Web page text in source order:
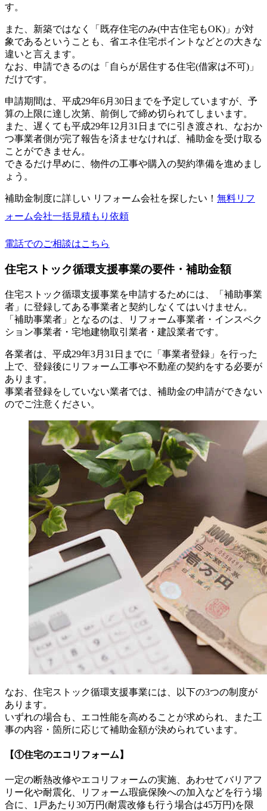
す。
また、新築ではなく「既存住宅のみ(中古住宅もOK)」が対
象であるということも、省エネ住宅ポイントなどとの大きな
違いと言えます。
なお、申請できるのは「自らが居住する住宅(借家は不可)」
だけです。
申請期間は、平成29年6月30日までを予定していますが、予
算の上限に達し次第、前倒しで締め切られてしまいます。
また、遅くても平成29年12月31日までに引き渡され、なおか
つ事業者側が完了報告を済ませなければ、補助金を受け取る
ことができません。
できるだけ早めに、物件の工事や購入の契約準備を進めまし
ょう。
補助金制度に詳しい リフォーム会社を探したい！ 無料リフ
ォーム会社一括見積もり依頼
電話でのご相談はこちら
住宅ストック循環支援事業の要件・補助金額
住宅ストック循環支援事業を申請するためには、「補助事業
者」に登録してある事業者と契約しなくてはいけません。
「補助事業者」となるのは、リフォーム事業者・インスペク
ション事業者・宅地建物取引業者・建設業者です。
各業者は、平成29年3月31日までに「事業者登録」を行った
上で、登録後にリフォーム工事や不動産の契約をする必要が
あります。
事業者登録をしていない業者では、補助金の申請ができない
のでご注意ください。
なお、住宅ストック循環支援事業には、以下の3つの制度が
あります。
いずれの場合も、エコ性能を高めることが求められ、また工
事の内容・箇所に応じて補助金額が決められています。
【①住宅のエコリフォーム】
一定の断熱改修やエコリフォームの実施、あわせてバリアフ
リー化や耐震化、リフォーム瑕疵保険への加入などを行う場
合に、1戸あたり30万円(耐震改修も行う場合は45万円)を限